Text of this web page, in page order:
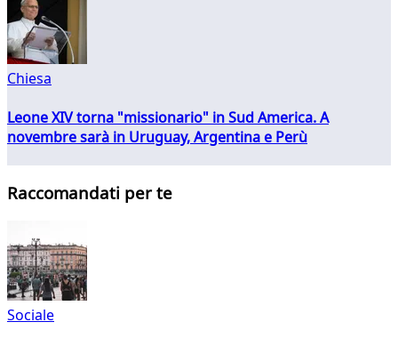
Chiesa
Leone XIV torna "missionario" in Sud America. A
novembre sarà in Uruguay, Argentina e Perù
Raccomandati per te
Sociale